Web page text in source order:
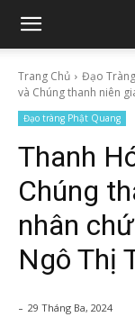
Trang Chủ Đạo Tràng
và Chúng thanh niên
Đạo tràng Phật Quang
Thanh
Chúng
nhân
Ngô Thị
- 29 Tháng Ba, 2024